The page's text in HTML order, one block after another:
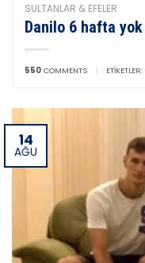
SULTANLAR & EFELER
Danilo 6 hafta yok
550 COMMENTS | ETIKETLER:
14
AĞU